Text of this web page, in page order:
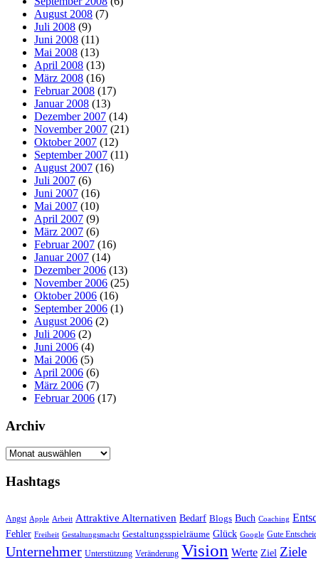
August 2008 (7)
Juli 2008 (9)
Juni 2008 (11)
Mai 2008 (13)
April 2008 (13)
März 2008 (16)
Februar 2008 (17)
Januar 2008 (13)
Dezember 2007 (14)
November 2007 (21)
Oktober 2007 (12)
September 2007 (11)
August 2007 (16)
Juli 2007 (6)
Juni 2007 (16)
Mai 2007 (10)
April 2007 (9)
März 2007 (6)
Februar 2007 (16)
Januar 2007 (14)
Dezember 2006 (13)
November 2006 (25)
Oktober 2006 (16)
September 2006 (1)
August 2006 (2)
Juli 2006 (2)
Juni 2006 (4)
Mai 2006 (5)
April 2006 (6)
März 2006 (7)
Februar 2006 (17)
Archiv
Archiv
Hashtags
Angst Apple Arbeit Attraktive Alternativen Bedarf Blogs Buch Coaching
Fehler Freiheit Gestaltungsmacht Gestaltungsspielräume Glück Google Gute
Unternehmer Unterstützung Veränderung Vision Werte Ziel Ziele